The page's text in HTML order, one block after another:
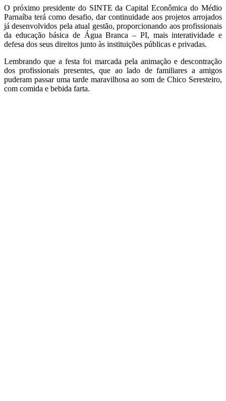
O próximo presidente do SINTE da Capital Econômica do Médio
Parnaíba terá como desafio, dar continuidade aos projetos arrojados
já desenvolvidos pela atual gestão, proporcionando aos profissionais
da educação básica de Água Branca – PI, mais interatividade e
defesa dos seus direitos junto às instituições públicas e privadas.
Lembrando que a festa foi marcada pela animação e descontração
dos profissionais presentes, que ao lado de familiares a amigos
puderam passar uma tarde maravilhosa ao som de Chico Seresteiro,
com comida e bebida farta.